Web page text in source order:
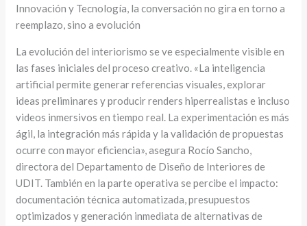
Innovación y Tecnología, la conversación no gira en torno a
reemplazo, sino a evolución
La evolución del interiorismo se ve especialmente visible en
las fases iniciales del proceso creativo. «La inteligencia
artificial permite generar referencias visuales, explorar
ideas preliminares y producir renders hiperrealistas e incluso
videos inmersivos en tiempo real. La experimentación es más
ágil, la integración más rápida y la validación de propuestas
ocurre con mayor eficiencia», asegura Rocío Sancho,
directora del Departamento de Diseño de Interiores de
UDIT. También en la parte operativa se percibe el impacto:
documentación técnica automatizada, presupuestos
optimizados y generación inmediata de alternativas de